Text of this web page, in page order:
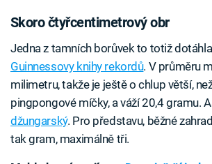
Skoro čtyřcentimetrový obr
Jedna z tamních borůvek to totiž
Guinnessovy knihy rekordů. V průměru
milimetru, takže je ještě o chlup větší,
pingpongové míčky, a váží 20,4 gramu.
džungarský. Pro představu, běžné
tak gram, maximálně tři.